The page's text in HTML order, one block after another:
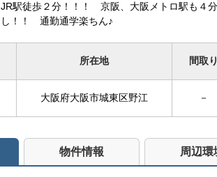
JR駅徒歩２分！！！ 京阪、大阪メトロ駅も４
し！！ 通勤通学楽ちん♪
所在地 間取り
大阪府大阪市城東区野江 －
物件情報 周辺環